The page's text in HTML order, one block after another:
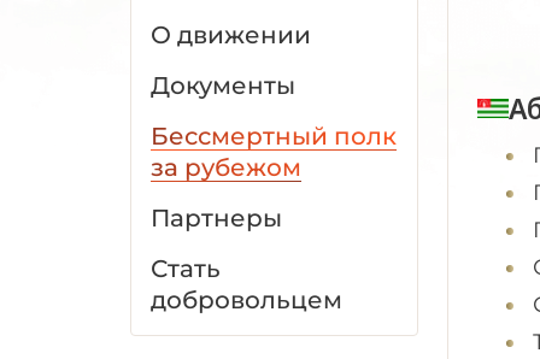
О движении
Документы
Бессмертный полк
за рубежом
Партнеры
Стать
добровольцем